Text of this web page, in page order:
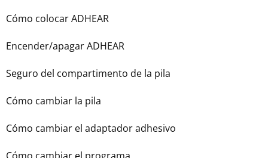
Cómo colocar ADHEAR
Encender/apagar ADHEAR
Seguro del compartimento de la pila
Cómo cambiar la pila
Cómo cambiar el adaptador adhesivo